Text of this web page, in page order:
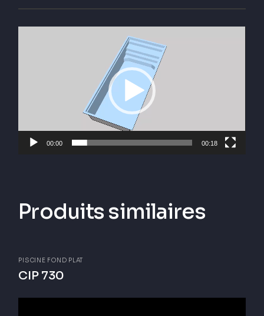
00:00 00:18
Produits similaires
PISCINE FOND PLAT
CIP 730